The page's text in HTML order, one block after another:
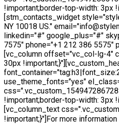
!important;border-top-width: 3px
[stm_contacts_widget
NY 10018 US."
linkedin="#" google_plus="#"
7575" phone="+1 212 386 5575"
[vc_column offset="vc_col-lg-4"
30px
use_theme_fonts="yes"
!important;border-top-width: 3px
[vc_column_text
!important;}"]For more